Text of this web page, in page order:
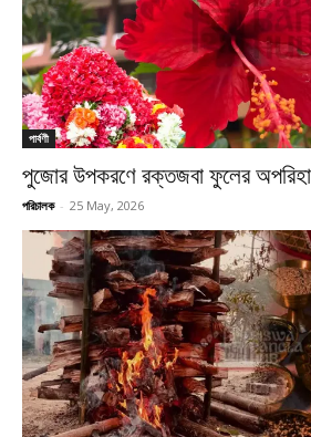
পার্বণী
পুজোর উপকরণে রক্তজবা ফুলের
পরিচালক - 25 May, 2026